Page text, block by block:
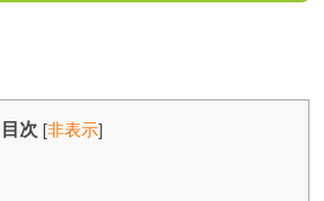
目次 [非表示]